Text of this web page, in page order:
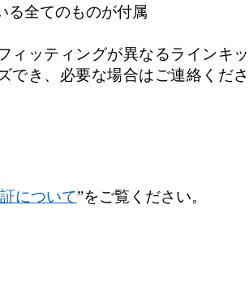
る全てのものが付属
ィッティングが異なるラインキッ
でき、必要な場合はご連絡くださ
について”をご覧ください。